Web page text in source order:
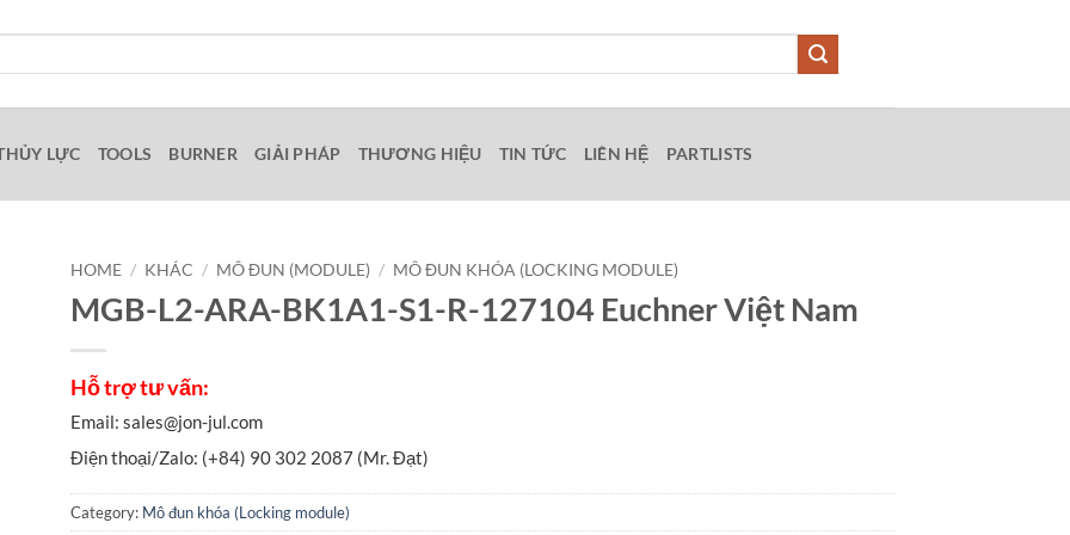
LỰC TOOLS BURNER GIẢI PHÁP THƯƠNG HIỆU TIN TỨC LIÊN HỆ PARTLISTS
HOME / KHÁC / MÔ ĐUN (MODULE) / MÔ ĐUN KHÓA (LOCKING MODULE)
MGB-L2-ARA-BK1A1-S1-R-127104 Euchner Việt Nam
Category: Mô đun khóa (Locking module)